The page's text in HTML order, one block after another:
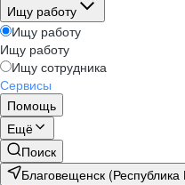
Ищу работу
Ищу работу
Ищу работу
Ищу сотрудника
Сервисы
Помощь
Ещё
Поиск
Благовещенск (Республика